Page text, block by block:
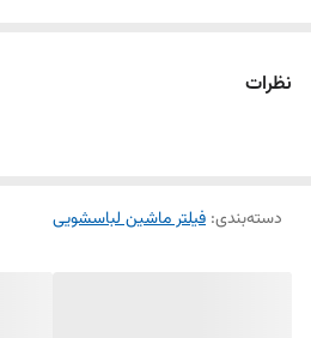
---
نظرات
دسته‌بندی: فیلتر ماشین لباسشویی